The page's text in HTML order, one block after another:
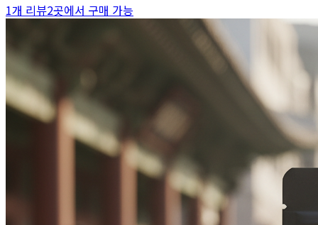
1개 리뷰2곳에서 구매 가능